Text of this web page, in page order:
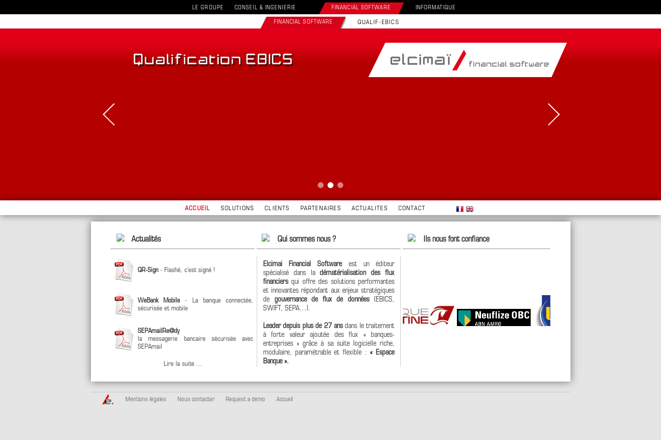
LE GROUPE CONSEIL & INGENIERIE FINANCIAL SOFTWARE INFORMATIQUE
FINANCIAL SOFTWARE QUALIF-EBICS
ACCUEIL SOLUTIONS CLIENTS PARTENAIRES ACTUALITES CONTACT
Actualités
QR-Sign - Flashé, c'est signé !
WeBank Mobile- La banque connectée,
sécurisée et mobile
SEPAmailRe@dy
la messagerie bancaire sécurisée avec
SEPAmail
Lire la suite ...
Qui sommes nous ?
Elcimai Financial Softwareest un éditeur
spécialisé dans ladématérialisation des flux
financiersqui offre des solutions performantes
et innovantes répondant aux enjeux stratégiques
de gouvernance de flux de données (EBICS,
SWIFT, SEPA…).
Leader depuis plus de 27 ansdans le traitement
à forte valeur ajoutée des flux « banques-
entreprises » grâce à sa suite logicielle riche,
modulaire, paramétrable et flexible : « Espace
Banque ».
Ils nous font confiance
Mentions légales Nous contacter Request a demo Accueil